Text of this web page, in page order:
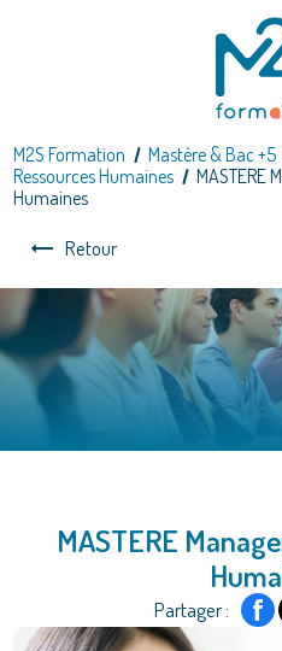
M2S Formation Mastère & Bac +5
Ressources Humaines
MASTERE
Humaines
Retour
MASTERE
Partager :